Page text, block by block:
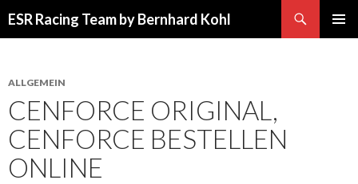
ESR Racing Team by Bernhard Kohl
ALLGEMEIN
CENFORCE ORIGINAL,
CENFORCE BESTELLEN
ONLINE